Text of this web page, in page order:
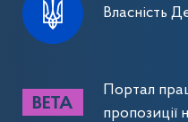
Власність
Портал
пропозиції